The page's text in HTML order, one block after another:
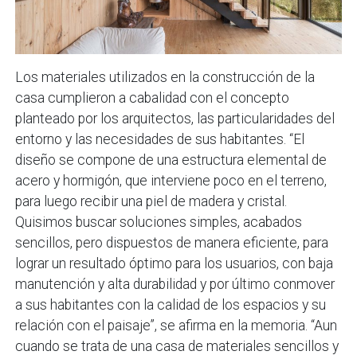
Los materiales utilizados en la construcción de la
casa cumplieron a cabalidad con el concepto
planteado por los arquitectos, las particularidades del
entorno y las necesidades de sus habitantes. “El
diseño se compone de una estructura elemental de
acero y hormigón, que interviene poco en el terreno,
para luego recibir una piel de madera y cristal.
Quisimos buscar soluciones simples, acabados
sencillos, pero dispuestos de manera eficiente, para
lograr un resultado óptimo para los usuarios, con baja
manutención y alta durabilidad y por último conmover
a sus habitantes con la calidad de los espacios y su
relación con el paisaje”, se afirma en la memoria. “Aun
cuando se trata de una casa de materiales sencillos y